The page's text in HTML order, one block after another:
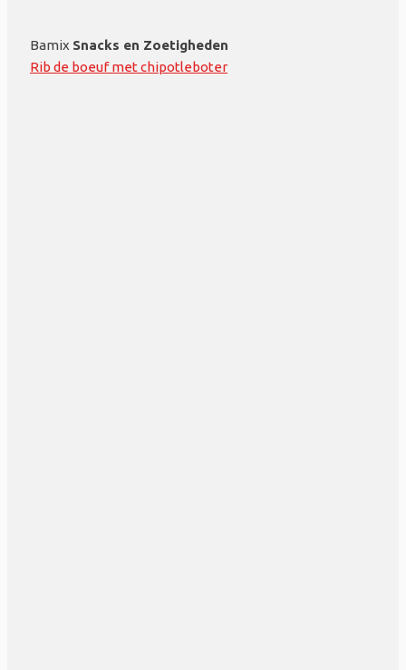
Bamix Snacks en Zoetigheden
Rib de boeuf met chipotleboter